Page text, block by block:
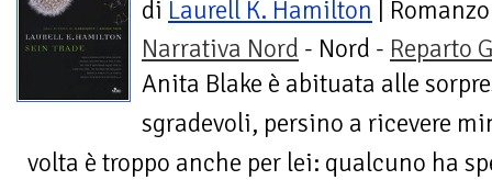
di Laurell K. Hamilton | Romanzo
Narrativa Nord - Nord - Reparto
Anita Blake è abituata alle
sgradevoli, persino a ricevere
volta è troppo anche per lei: qualcuno ha